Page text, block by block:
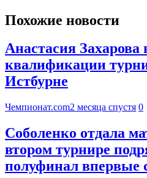
Похожие новости
Анастасия
квалификации
Истбурне
Чемпионат.com2 месяца спустя 0
Соболенко отдала
втором турнире
полуфинал впервые